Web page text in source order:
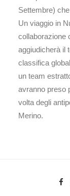
Settembre)
Un viaggio in
collaborazione
aggiudicherà il
classifica
un team
avranno preso
volta degli
Merino.